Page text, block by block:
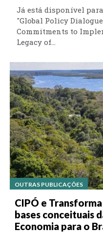
Já está disponível
"Global Policy Dialogue
Commitments to
Legacy of...
OUTRAS PUBLICAÇÕES
CIPÓ e
bases conceituais
Economia para o